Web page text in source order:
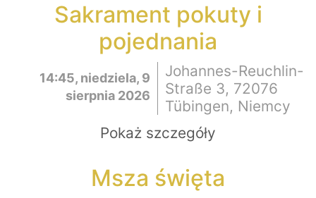
Sakrament pokuty i
pojednania
14:45, niedziela, 9
sierpnia 2026
Johannes-Reuchlin-
Straße 3, 72076
Tübingen, Niemcy
Pokaż szczegóły
Msza święta